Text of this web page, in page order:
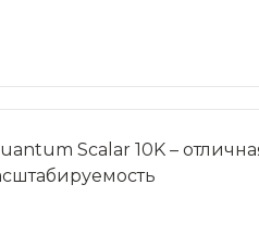
Scalar 10K –